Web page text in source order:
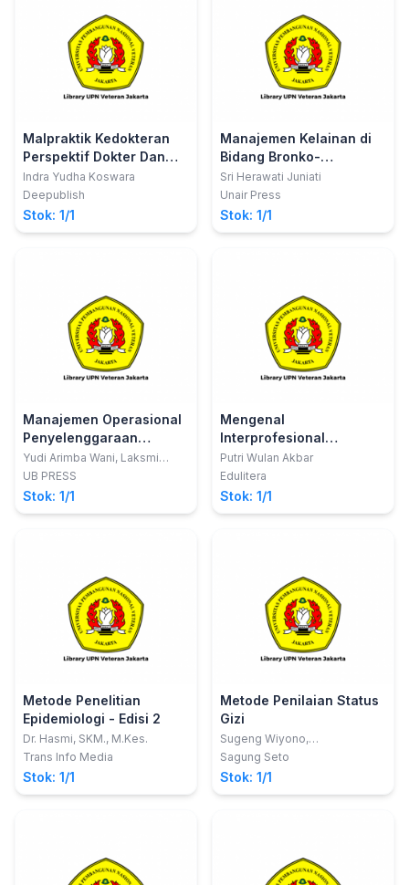
Malpraktik Kedokteran
Perspektif Dokter Dan
Pasien Kajian Hukum Dan
Kode Etik Kedokteran
Indonesia (KODEKI)
Indra Yudha Koswara
Deepublish
Stok: 1/1
Manajemen Kelainan di
Bidang Bronko-
EsofagusREFLUKS
LARINGOFARING DAN
DISFAGIA
Sri Herawati Juniati
Unair Press
Stok: 1/1
Manajemen Operasional
Penyelenggaraan
Makanan Massal (Edisi
Revisi)
Yudi Arimba Wani, Laksmi
Karunia Tanuwijaya, Eva Putri
UB PRESS
Stok: 1/1
Mengenal
Interprofesional
Education dan
Collaboration Bagi
Mahasiswa Kedokteran
dan Kesehatan
Putri Wulan Akbar
Edulitera
Stok: 1/1
Metode Penelitian
Epidemiologi - Edisi 2
Dr. Hasmi, SKM., M.Kes.
Trans Info Media
Stok: 1/1
Metode Penilaian Status
Gizi
Sugeng Wiyono,
A.Md.Gz.,S.K.M., M.Kes. (Epid).
Sagung Seto
Stok: 1/1